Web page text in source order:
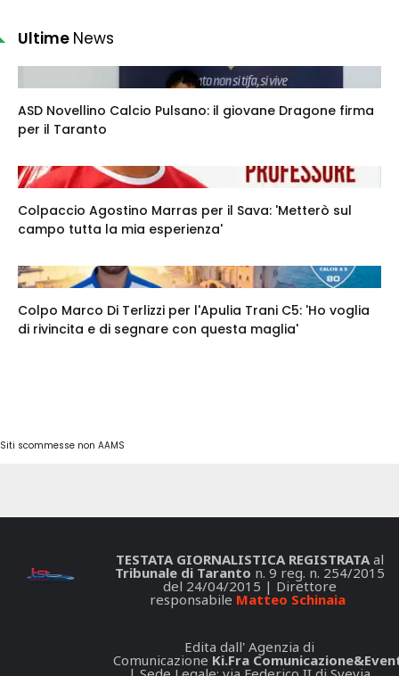
Ultime News
ASD Novellino Calcio Pulsano: il giovane Dragone firma
per il Taranto
Colpaccio Agostino Marras per il Sava: 'Metterò sul
campo tutta la mia esperienza'
Colpo Marco Di Terlizzi per l'Apulia Trani C5: 'Ho voglia
di rivincita e di segnare con questa maglia'
Siti scommesse non AAMS
TESTATA GIORNALISTICA REGISTRATAal
Tribunale di Taranto n. 9 reg. n. 254/2015
del 24/04/2015 | Direttore
responsabile Matteo Schinaia
Edita dall' Agenzia di
Comunicazione Ki.Fra